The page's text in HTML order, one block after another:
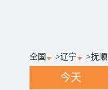
全国 >辽宁 >抚顺
今天